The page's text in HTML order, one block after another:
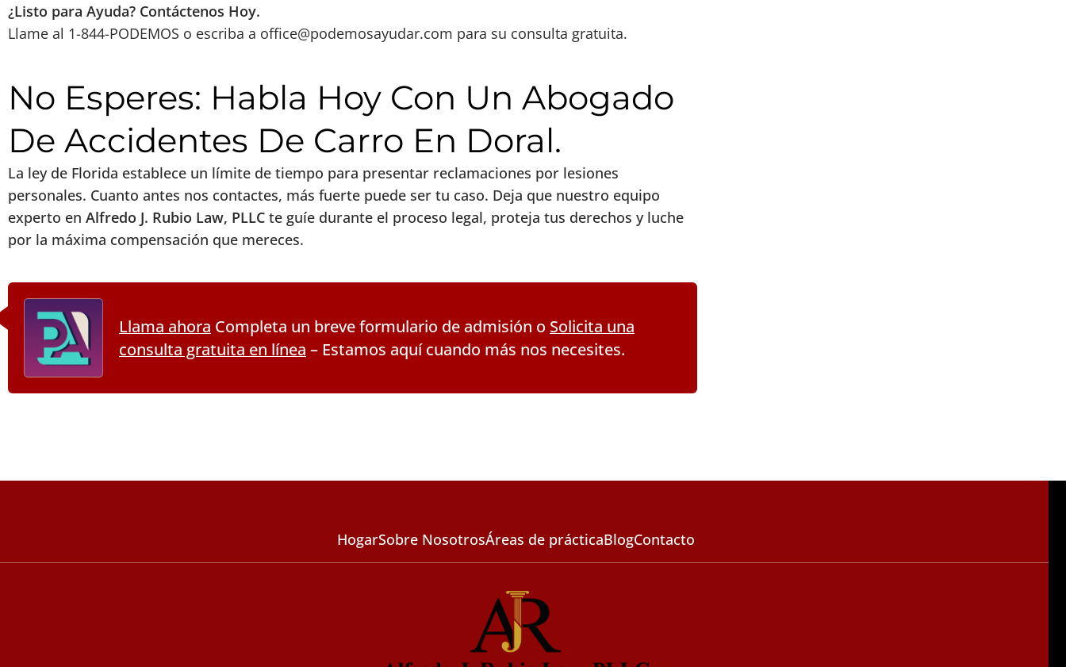
¿Listo para Ayuda? Contáctenos Hoy.
Llame al 1-844-PODEMOS o escriba a office@podemosayudar.com para su consulta gratuita.
No Esperes: Habla Hoy Con Un Abogado
De Accidentes De Carro En Doral.
La ley de Florida establece un límite de tiempo para presentar reclamaciones por lesiones
personales. Cuanto antes nos contactes, más fuerte puede ser tu caso. Deja que nuestro equipo
experto en Alfredo J. Rubio Law, PLLC te guíe durante el proceso legal, proteja tus derechos y luche
por la máxima compensación que mereces.
Llama ahora Completa un breve formulario de admisión o Solicita una
consulta gratuita en línea – Estamos aquí cuando más nos necesites.
HogarSobre NosotrosÁreas de prácticaBlogContacto